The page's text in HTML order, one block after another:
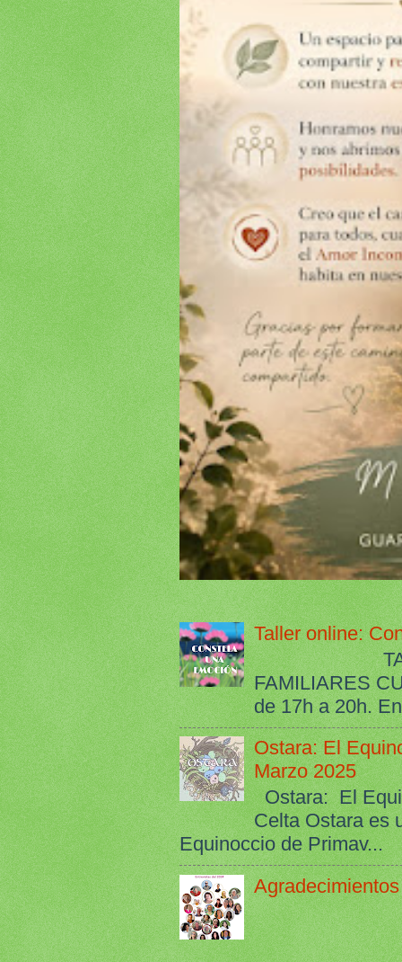
Taller online:
TALLER
FAMILIARES
de 17h a 20h.
Ostara: El
Marzo 2025
Ostara: El
Celta Ostara es
Equinoccio de Primav...